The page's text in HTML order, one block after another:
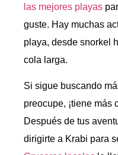
las mejores playas
guste. Hay muchas
playa, desde snorkel
cola larga.
Si sigue buscando
preocupe, ¡tiene más
Después de tus
dirigirte a Krabi para